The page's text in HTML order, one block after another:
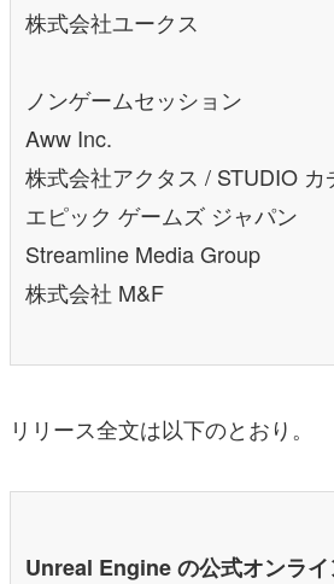
株式会社ユークス
ノンゲームセッション
Aww Inc.
株式会社アクタス / STUDIO カ
エピック ゲームズ ジャパン
Streamline Media Group
株式会社 M&F
リリース全文は以下のとおり。
Unreal Engine の公式オンラ